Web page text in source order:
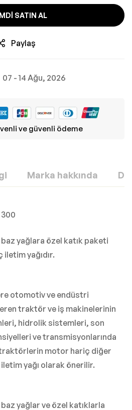
SATIN AL
Paylaş
07 - 14 Ağu, 2026
ve güvenli ödeme
Marka hakkında
yağlara özel katık paketi
yağıdır.
otomotiv ve endüstri
traktör ve iş makinelerinin
hidrolik sistemleri, son
ve transmisyonlarında
traktörlerin motor hariç diğer
yağı olarak önerilir.
yağlar ve özel katıklarla